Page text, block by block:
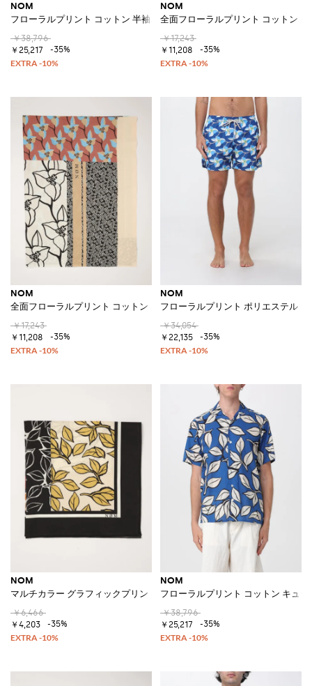
NOM
フローラルプリント コットン 半袖ボウリングシャツ
￥38,796
￥25,217
-35%
NOM
全面フローラルプリント コットン ス
￥17,243
￥11,208
-35%
NOM
全面フローラルプリント コットン スカーフ
￥17,243
￥11,208
-35%
NOM
フローラルプリント ポリエステル
￥34,054
￥22,135
-35%
NOM
マルチカラー グラフィックプリント スクエアコットン スカーフ
￥6,466
￥4,203
-35%
NOM
フローラルプリント コットン キュ
￥38,796
￥25,217
-35%